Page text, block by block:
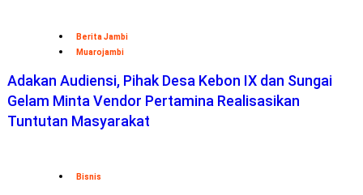
Berita Jambi
Muarojambi
Adakan Audiensi, Pihak Desa Kebon IX dan Sungai
Gelam Minta Vendor Pertamina Realisasikan
Tuntutan Masyarakat
Bisnis